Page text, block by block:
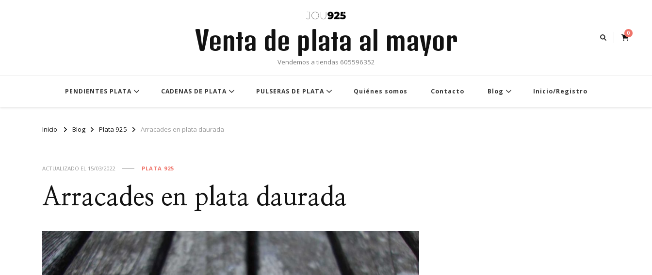
Venta de plata al mayor
Vendemos a tiendas 605596352
0
PENDIENTES PLATA CADENAS DE PLATA PULSERAS DE PLATA Quiénes somos Contacto Blog Inicio/Registro
Inicio Blog Plata 925 Arracades en plata daurada
ACTUALIZADO EL 15/03/2022 PLATA 925
Arracades en plata daurada